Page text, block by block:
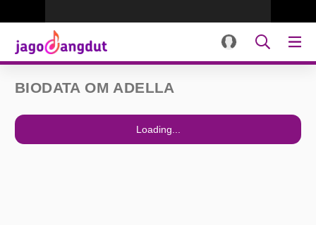
BIODATA OM ADELLA
Loading...